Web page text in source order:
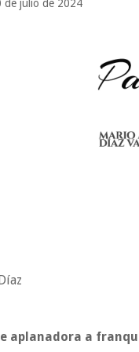
de julio de 2024
aplanadora a